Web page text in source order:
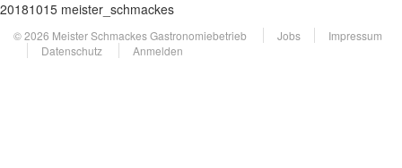
20181015 meister_schmackes
© 2026 Meister Schmackes Gastronomiebetrieb Jobs
Impressum
Datenschutz
Anmelden